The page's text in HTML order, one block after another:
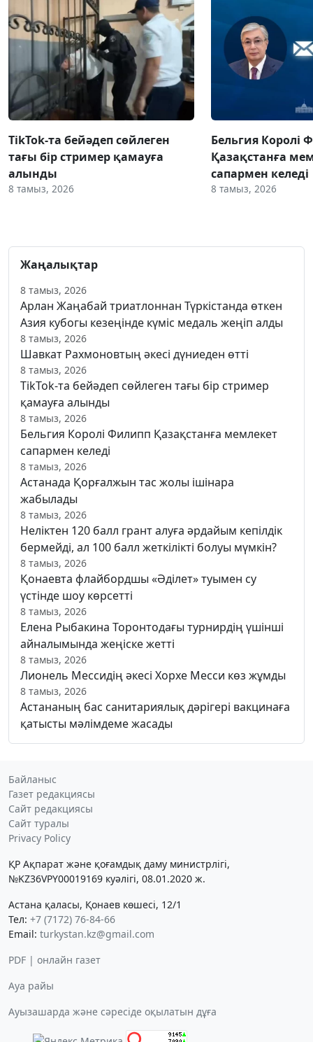
TikTok-та бейәдеп сөйлеген
тағы бір стример қамауға
алынды
8 тамыз, 2026
Бельгия Королі
Қазақстанға
сапармен келеді
8 тамыз, 2026
Жаңалықтар
8 тамыз, 2026
Арлан Жаңабай триатлоннан Түркістанда өткен
Азия кубогы кезеңінде күміс медаль жеңіп алды
8 тамыз, 2026
Шавкат Рахмоновтың әкесі дүниеден өтті
8 тамыз, 2026
TikTok-та бейәдеп сөйлеген тағы бір стример
қамауға алынды
8 тамыз, 2026
Бельгия Королі Филипп Қазақстанға мемлекет
сапармен келеді
8 тамыз, 2026
Астанада Қорғалжын тас жолы ішінара
жабылады
8 тамыз, 2026
Неліктен 120 балл грант алуға әрдайым кепілдік
бермейді, ал 100 балл жеткілікті болуы мүмкін?
8 тамыз, 2026
Қонаевта флайбордшы «Әділет» туымен су
үстінде шоу көрсетті
8 тамыз, 2026
Елена Рыбакина Торонтодағы турнирдің үшінші
айналымында жеңіске жетті
8 тамыз, 2026
Лионель Мессидің әкесі Хорхе Месси көз жұмды
8 тамыз, 2026
Астананың бас санитариялық дәрігері вакцинаға
қатысты мәлімдеме жасады
Байланыс
Газет редакциясы
Сайт редакциясы
Сайт туралы
Privacy Policy
ҚР Ақпарат және қоғамдық даму министрлігі,
№KZ36VPY00019169 куәлігі, 08.01.2020 ж.
Астана қаласы, Қонаев көшесі, 12/1
Тел: +7 (7172) 76-84-66
Email: turkystan.kz@gmail.com
PDF | онлайн газет
Ауа райы
Ауызашарда және сәресіде оқылатын дұға